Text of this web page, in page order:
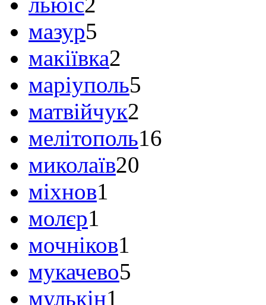
мазур5
макіївка2
маріуполь5
матвійчук2
мелітополь16
миколаїв20
міхнов1
молєр1
мочніков1
мукачево5
мулькін1